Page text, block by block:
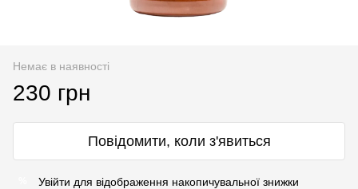
Немає в наявності
230 грн
Повідомити, коли з'явиться
Увійти для відображення накопичувальної знижки